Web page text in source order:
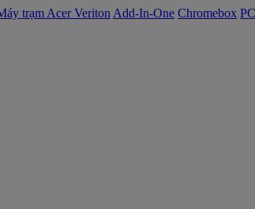
trạm Acer Veriton Add-In-One Chromebox